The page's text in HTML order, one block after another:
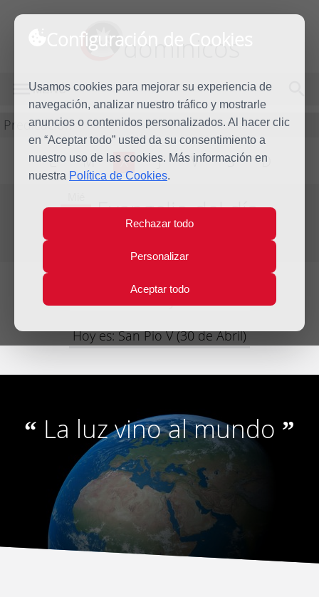
Configuración de Cookies
Usamos cookies para mejorar su experiencia de
navegación, analizar nuestro tráfico y mostrarle
anuncios o contenidos personalizados. Al hacer clic
en “Aceptar todo” usted da su consentimiento a
nuestro uso de las cookies. Más información en
nuestra Política de Cookies.
Rechazar todo
Personalizar
Aceptar todo
dominicos
MENÚ
Predicación
L M X J V S D
30 Evangelio del día
Lecturas del día y comentario
Hoy es: San Pio V (30 de Abril)
“ La luz vino al mundo ”